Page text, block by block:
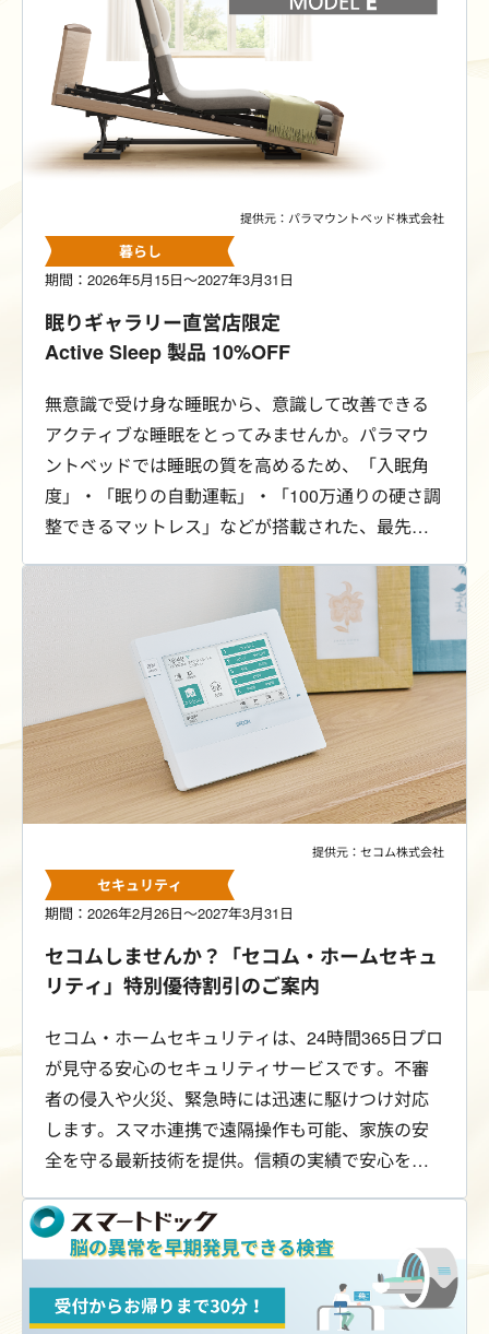
能。大人の贅沢な時間を、是非お楽しみくださ
い。
提供元：パラマウントベッド株式会社
暮らし
期間：2026年5月15日～2027年3月31日
眠りギャラリー直営店限定
Active Sleep 製品 10%OFF
無意識で受け身な睡眠から、意識して改善できる
アクティブな睡眠をとってみませんか。パラマウ
ントベッドでは睡眠の質を高めるため、「入眠角
度」・「眠りの自動運転」・「100万通りの硬さ調
整できるマットレス」などが搭載された、最先端
提供元：セコム株式会社
セキュリティ
期間：2026年2月26日～2027年3月31日
セコムしませんか？「セコム・ホームセキュ
リティ」特別優待割引のご案内
セコム・ホームセキュリティは、24時間365日プロ
が見守る安心のセキュリティサービスです。不審
者の侵入や火災、緊急時には迅速に駆けつけ対応
します。スマホ連携で遠隔操作も可能、家族の安
全を守る最新技術を提供。信頼の実績で安心をお